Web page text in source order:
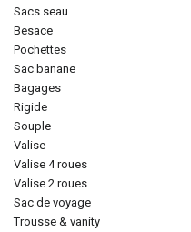
sacs seau
besace
pochettes
sac banane
bagages
rigide
souple
valise
valise 4 roues
valise 2 roues
sac de voyage
trousse & vanity